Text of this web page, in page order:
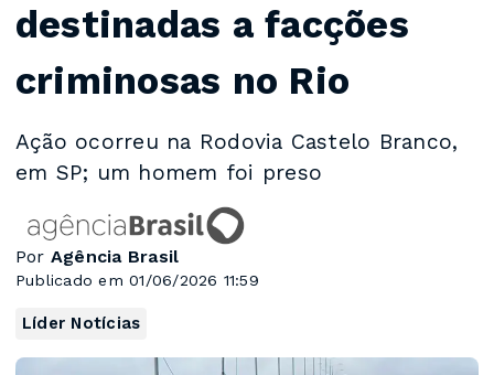
destinadas a facções
criminosas no Rio
Ação ocorreu na Rodovia Castelo Branco,
em SP; um homem foi preso
Por Agência Brasil
Publicado em 01/06/2026 11:59
Líder Notícias